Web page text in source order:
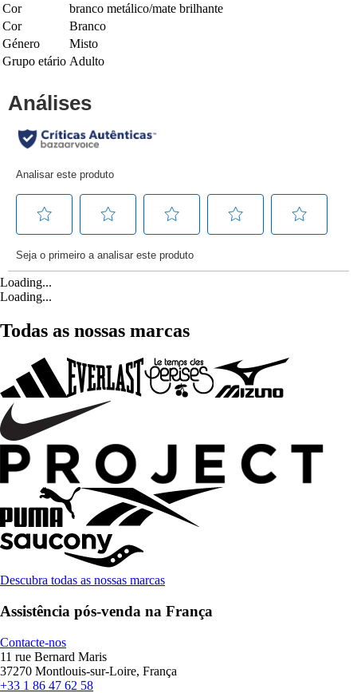
Cor
branco metálico/mate brilhante
Cor
Branco
Género
Misto
Grupo etário Adulto
Loading...
Loading...
Todas as nossas marcas
Descubra todas as nossas marcas
Assistência pós-venda na França
Contacte-nos
11 rue Bernard Maris
37270 Montlouis-sur-Loire, França
+33 1 86 47 62 58